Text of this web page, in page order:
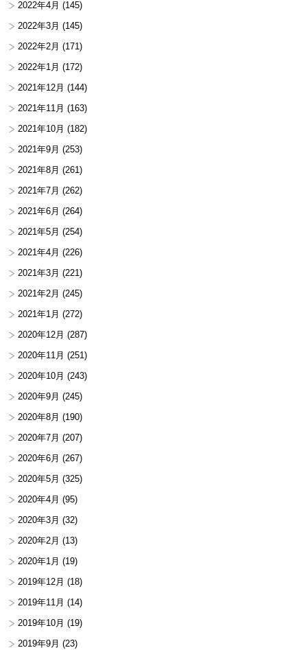
2022年4月 (145)
2022年3月 (145)
2022年2月 (171)
2022年1月 (172)
2021年12月 (144)
2021年11月 (163)
2021年10月 (182)
2021年9月 (253)
2021年8月 (261)
2021年7月 (262)
2021年6月 (264)
2021年5月 (254)
2021年4月 (226)
2021年3月 (221)
2021年2月 (245)
2021年1月 (272)
2020年12月 (287)
2020年11月 (251)
2020年10月 (243)
2020年9月 (245)
2020年8月 (190)
2020年7月 (207)
2020年6月 (267)
2020年5月 (325)
2020年4月 (95)
2020年3月 (32)
2020年2月 (13)
2020年1月 (19)
2019年12月 (18)
2019年11月 (14)
2019年10月 (19)
2019年9月 (23)